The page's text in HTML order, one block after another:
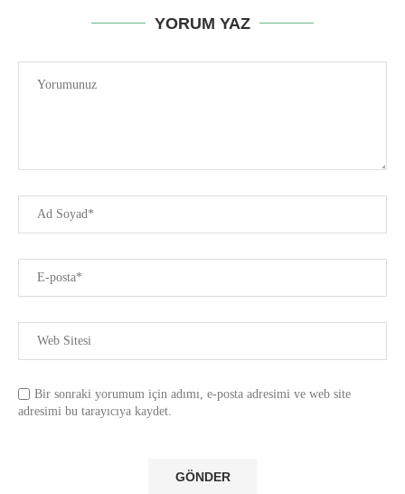
YORUM YAZ
Bir sonraki yorumum için adımı, e-posta adresimi ve web site
adresimi bu tarayıcıya kaydet.